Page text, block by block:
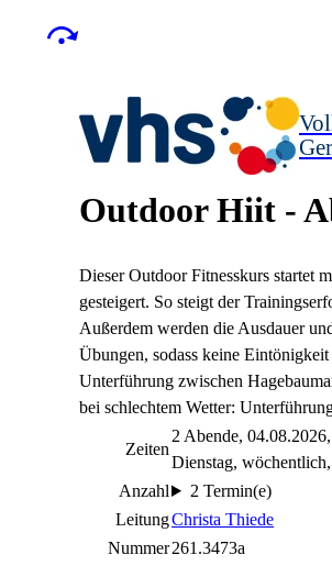
Outdoor Hiit -
Dieser Outdoor Fitnesskurs startet
gesteigert. So steigt der
Außerdem werden die Ausdauer
Übungen, sodass keine
Unterführung zwischen
bei schlechtem Wetter:
Zeiten
2 Abende,
Dienstag,
Anzahl
2 Termin(e)
LeitungChrista Thiede
Nummer261.3473a